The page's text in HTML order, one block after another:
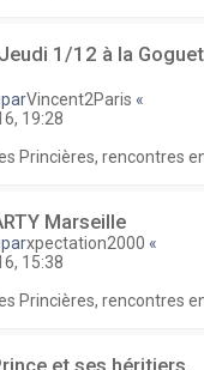
1/12 à la
Vincent2Paris «
19:28
Princières, rencontres
Marseille
xpectation2000 «
15:38
Princières, rencontres
et ses héritiers.